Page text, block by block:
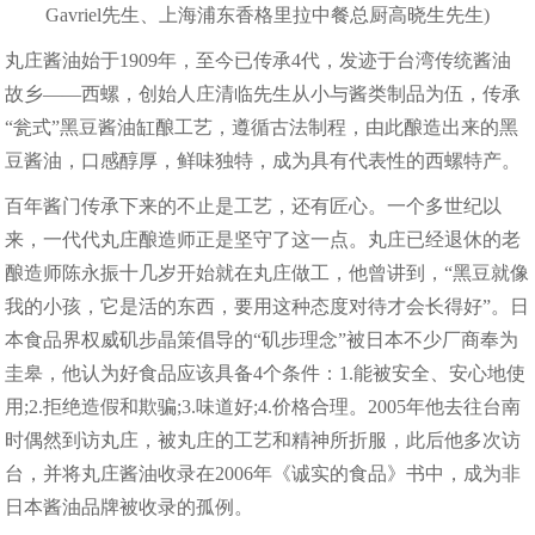
Gavriel先生、上海浦东香格里拉中餐总厨高晓生先生)
丸庄酱油始于1909年，至今已传承4代，发迹于台湾传统酱油
故乡——西螺，创始人庄清临先生从小与酱类制品为伍，传承
“瓮式”黑豆酱油缸酿工艺，遵循古法制程，由此酿造出来的黑
豆酱油，口感醇厚，鲜味独特，成为具有代表性的西螺特产。
百年酱门传承下来的不止是工艺，还有匠心。一个多世纪以
来，一代代丸庄酿造师正是坚守了这一点。丸庄已经退休的老
酿造师陈永振十几岁开始就在丸庄做工，他曾讲到，“黑豆就像
我的小孩，它是活的东西，要用这种态度对待才会长得好”。日
本食品界权威矶步晶策倡导的“矶步理念”被日本不少厂商奉为
圭皋，他认为好食品应该具备4个条件：1.能被安全、安心地使
用;2.拒绝造假和欺骗;3.味道好;4.价格合理。2005年他去往台南
时偶然到访丸庄，被丸庄的工艺和精神所折服，此后他多次访
台，并将丸庄酱油收录在2006年《诚实的食品》书中，成为非
日本酱油品牌被收录的孤例。